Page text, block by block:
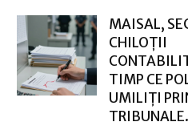
MAISAL,
CHILOȚII
TIMP CE
UMILIȚI